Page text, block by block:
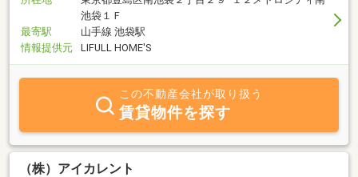
池袋１Ｆ
最寄駅
山手線 池袋駅
情報提供元
LIFULL HOME'S
この不動産会社が取り扱う
賃貸物件を探す
（株）アイカレント